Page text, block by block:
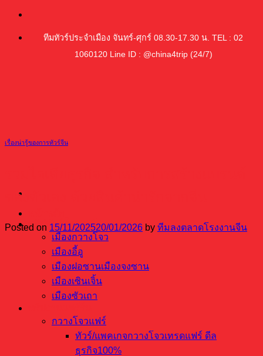
ข้าม
ทีมทัวร์ประจำเมือง จันทร์-ศุกร์ 08.30-17.30 น. TEL : 02
1060120 Line ID : @china4trip (24/7)
ทริปทัวร์ซื้อของจีน
เมืองกวางโจว
เมืองอี้อู
เมืองฝอซานเมืองจงซาน
เมืองเซินเจิ้น
เมืองซัวเถา
กวางโจวแฟร์
ทัวร์/แพคเกจกวางโจวเทรดแฟร์ ดีล
ธุรกิจ100%
เรื่องน่ารู้ของการทัวร์จีน
ของตัวเอง ด้วยสินค้าน่ารักจากจีน
Posted on 15/11/202520/01/2026 by ทีมลงตลาดโรงงานจีน